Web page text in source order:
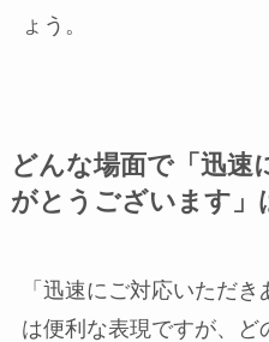
ょう。
どんな場面で「迅速
がとうございます」
「迅速にご対応いただき
は便利な表現ですが、ど